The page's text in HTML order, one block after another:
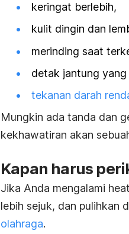
keringat berlebih,
kulit dingin dan
merinding saat
detak jantung
tekanan darah
Mungkin ada tanda dan
kekhawatiran akan
Kapan harus
Jika Anda mengalami
lebih sejuk, dan pulihkan
olahraga.